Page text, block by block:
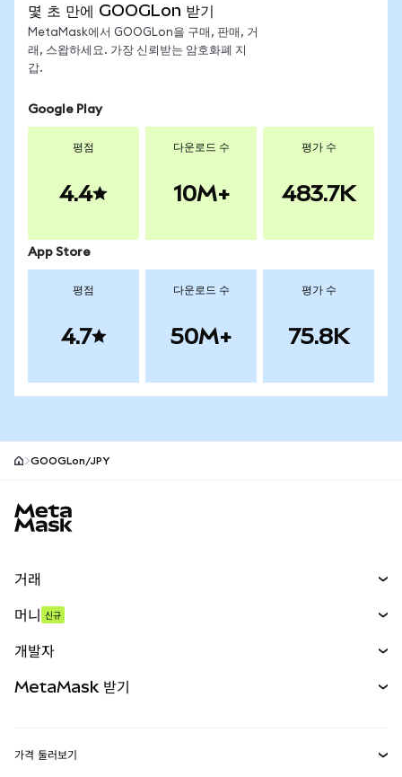
몇 초 만에 GOOGLon 받기
MetaMask에서 GOOGLon을 구매, 판매, 거
래, 스왑하세요. 가장 신뢰받는 암호화폐 지
갑.
Google Play
평점
4.4
다운로드 수
10M+
평가 수
483.7K
App Store
평점
4.7
다운로드 수
50M+
평가 수
75.8K
GOOGLon/JPY
거래
무기한 선물
실물자산
머니 신규
개발자
MetaMask 받기
가격 둘러보기